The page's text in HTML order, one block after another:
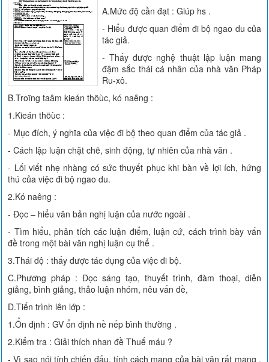
A.Mức độ cần đạt : Giúp hs .
- Hiểu được quan điểm đi bộ ngao du của
tác giả.
- Thấy được nghệ thuật lập luận mang
đậm sắc thái cá nhân của nhà văn Pháp
Ru-xô.
B.Troïng taâm kieán thöùc, kó naêng :
1.Kieán thöùc :
- Mục đích, ý nghĩa của việc đi bộ theo quan điểm của tác giả .
- Cách lập luận chặt chẽ, sinh động, tự nhiên của nhà văn .
- Lối viết nhẹ nhàng có sức thuyết phục khi bàn về lợi ích, hứng
thú của việc đi bộ ngao du.
2.Kó naêng :
- Đọc – hiểu văn bản nghị luận của nước ngoài .
- Tìm hiểu, phân tích các luận điểm, luận cứ, cách trình bày vấn
đề trong một bài văn nghị luận cụ thể .
3.Thái độ : thấy được tác dụng của việc đi bộ.
C.Phương pháp : Đọc sáng tạo, thuyết trình, đàm thoại, diễn
giảng, bình giảng, thảo luận nhóm, nêu vấn đề,
D.Tiến trình lên lớp :
1.Ổn định : GV ổn định nề nếp bình thường .
2.Kiểm tra : Giải thích nhan đề Thuế máu ?
- Vì sao nói tính chiến đấu, tính cách mạng của bài văn rất mạng ,